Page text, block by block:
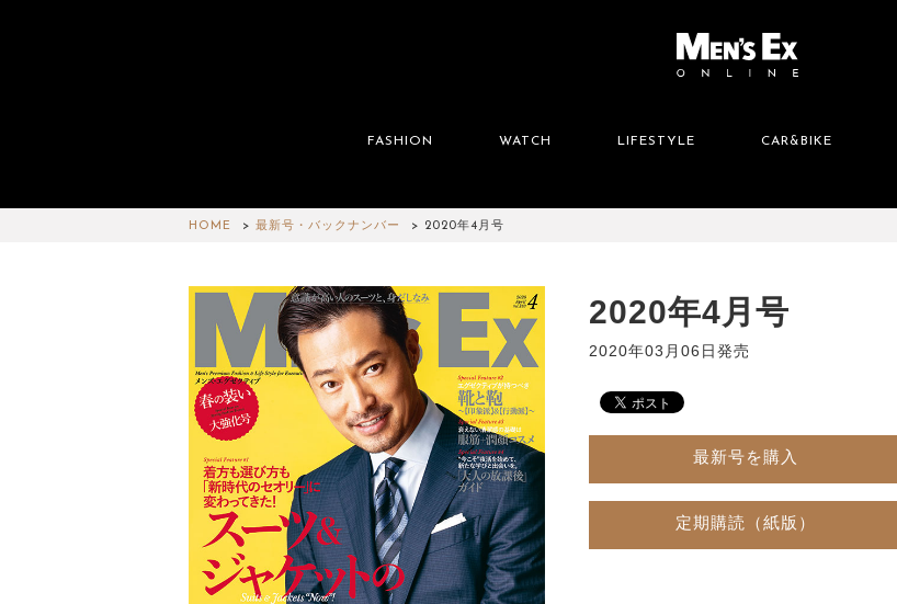
FASHION WATCH LIFESTYLE CAR&BIKE
HOME 最新号・バックナンバー 2020年4月号
2020年4月号
2020年03月06日発売
最新号を購入
定期購読（紙版）